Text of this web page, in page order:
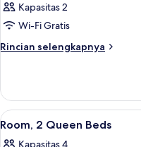
Kapasitas 2
Wi-Fi Gratis
Rincian selengkapnya
Rincian
Kamar
Lihat
semua
10
Room, 2 Queen Beds
Kapasitas 4